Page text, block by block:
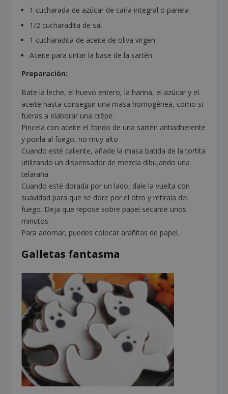
1 cucharada de azúcar de caña integral o panela
1/2 cucharadita de sal
1 cucharadita de aceite de oliva virgen
Aceite para untar la base de la sartén
Preparación:
Bate la leche, el huevo entero, la harina, el azúcar y el
aceite hasta conseguir una masa homogénea, como si
fueras a elaborar una crêpe.
Pincela con aceite el fondo de una sartén antiadherente
y ponla al fuego, no muy alto
Cuando esté caliente, añade la masa batida de la tortita
utilizando un dispensador de mezcla dibujando una
telaraña.
Cuando esté dorada por un lado, dale la vuelta con
suavidad para que se dore por el otro y retírala del
fuego. Deja que repose sobre papel secante unos
minutos.
Para adornar, puedes colocar arañitas de papel.
Galletas fantasma